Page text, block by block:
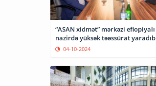
“ASAN xidmət” mərkəzi efiopiyalı
nazirdə yüksək təəssürat yaradıb
04-10-2024